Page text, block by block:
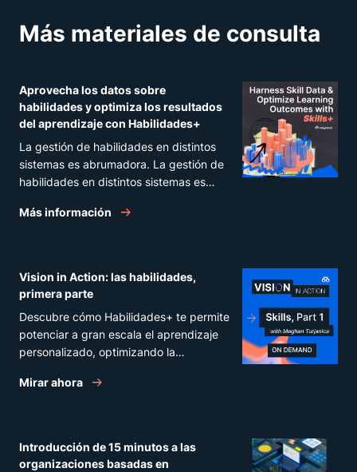
Más materiales de consulta
Aprovecha los datos sobre
habilidades y optimiza los resultados
del aprendizaje con Habilidades+
La gestión de habilidades en distintos
sistemas es abrumadora. La gestión de
habilidades en distintos sistemas es
Más información
Vision in Action: las habilidades,
primera parte
Descubre cómo Habilidades+ te permite
potenciar a gran escala el aprendizaje
personalizado, optimizando la
habilidades y las descripciones del nivel
Mirar ahora
Introducción de 15 minutos a las
organizaciones basadas en